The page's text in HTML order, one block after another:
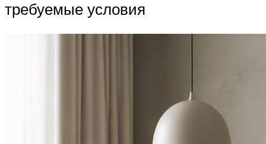
требуемые условия